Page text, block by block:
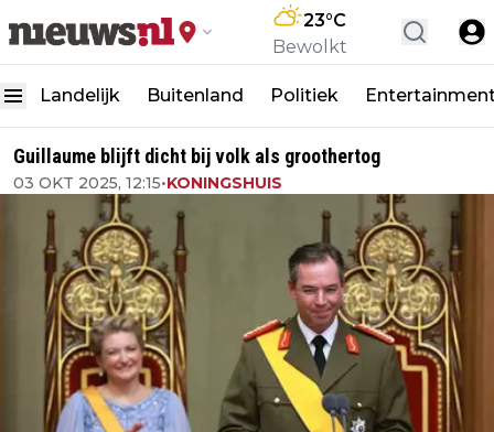
23°C
Bewolkt
Landelijk Buitenland Politiek
Guillaume blijft dicht bij volk als groothertog
03 OKT 2025, 12:15•KONINGSHUIS